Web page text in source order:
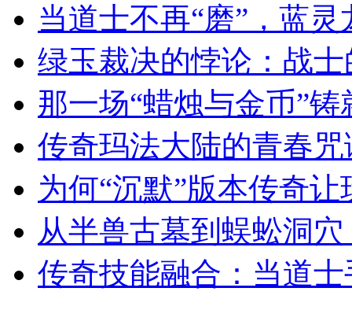
当道士不再“磨”，蓝
绿玉裁决的悖论：战
那一场“蜡烛与金币”
传奇玛法大陆的青春
为何“沉默”版本传奇
从半兽古墓到蜈蚣洞
传奇技能融合：当道